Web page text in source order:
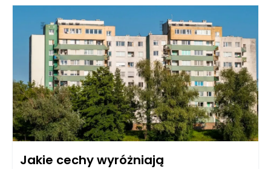
mieszkańcom zrozumieć, jakie korzyści płyną z
odpowiedzialnego zarządzania wspólną przestrzenią. To z
kolei przekłada się na lepszą jakość życia w danej
nieruchomości, zwiększa wartość inwestycji oraz sprawia, że
przestrzeń staje się bardziej przyjazna i estetyczna.
Jakie cechy wyróżniają